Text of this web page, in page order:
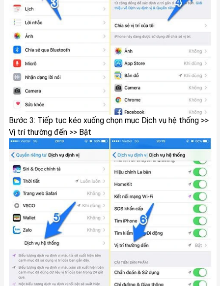
Bước 3: Tiếp tục kéo xuống chọn mục Dịch vụ hệ thống >>
Vị trí thường đến >> Bật